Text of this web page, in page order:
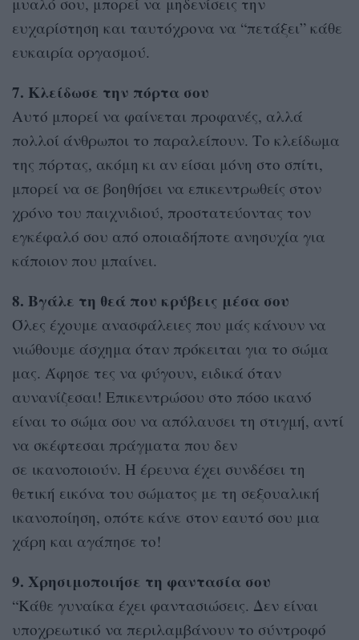
ευχαρίστηση και ταυτόχρονα να “πετάξει” κάθε
ευκαιρία οργασμού.
7. Κλείδωσε την πόρτα σου
Αυτό μπορεί να φαίνεται προφανές, αλλά
πολλοί άνθρωποι το παραλείπουν. Το κλείδωμα
της πόρτας, ακόμη κι αν είσαι μόνη στο σπίτι,
μπορεί να σε βοηθήσει να επικεντρωθείς στον
χρόνο του παιχνιδιού, προστατεύοντας τον
εγκέφαλό σου από οποιαδήποτε ανησυχία για
κάποιον που μπαίνει.
8. Βγάλε τη θεά που κρύβεις μέσα σου
Όλες έχουμε ανασφάλειες που μάς κάνουν να
νιώθουμε άσχημα όταν πρόκειται για το σώμα
μας. Άφησε τες να φύγουν, ειδικά όταν
αυνανίζεσαι! Επικεντρώσου στο πόσο ικανό
είναι το σώμα σου να απόλαυσει τη στιγμή, αντί
να σκέφτεσαι πράγματα που δεν
σε ικανοποιούν. Η έρευνα έχει συνδέσει τη
θετική εικόνα του σώματος με τη σεξουαλική
ικανοποίηση, οπότε κάνε στον εαυτό σου μια
χάρη και αγάπησε το!
9. Χρησιμοποιήσε τη φαντασία σου
“Κάθε γυναίκα έχει φαντασιώσεις. Δεν είναι
υποχρεωτικό να περιλαμβάνουν το σύντροφό